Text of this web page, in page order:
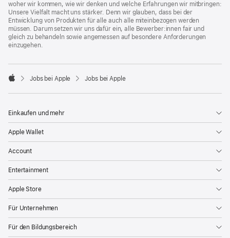
woher wir kommen, wie wir denken und welche Erfahrungen wir mitbringen:
Unsere Vielfalt macht uns stärker. Denn wir glauben, dass bei der
Entwicklung von Produkten für alle auch alle miteinbezogen werden
müssen. Darum setzen wir uns dafür ein, alle Bewerber:innen fair und
gleich zu behandeln sowie angemessen auf besondere Anforderungen
einzugehen.

Jobs bei Apple Jobs bei Apple
Einkaufen und mehr
Apple Wallet
Account
Entertainment
Apple Store
Für Unternehmen
Für den Bildungsbereich